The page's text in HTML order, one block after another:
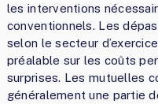
les interventions
conventionnels. Les
selon le secteur
préalable sur les coûts
surprises. Les mutuelles
généralement une partie